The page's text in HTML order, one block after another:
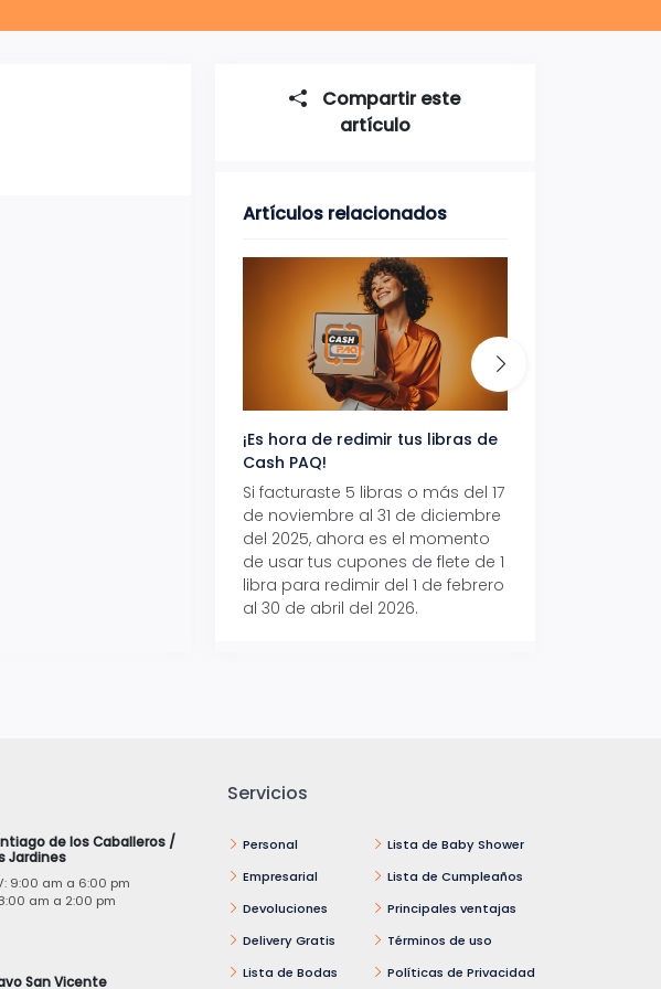
Compartir este
artículo
Artículos relacionados
¡Es hora de redimir tus libras de
Cash PAQ!
Si facturaste 5 libras o más del 17
de noviembre al 31 de diciembre
del 2025, ahora es el momento
de usar tus cupones de flete de 1
libra para redimir del 1 de febrero
al 30 de abril del 2026.
de los Caballeros /
Jardines
9:00 am a 6:00 pm
am a 2:00 pm
San Vicente
Servicios
Personal
Empresarial
Devoluciones
Delivery Gratis
Lista de Bodas
Lista de Baby Shower
Lista de Cumpleaños
Principales ventajas
Términos de uso
Políticas de Privacidad